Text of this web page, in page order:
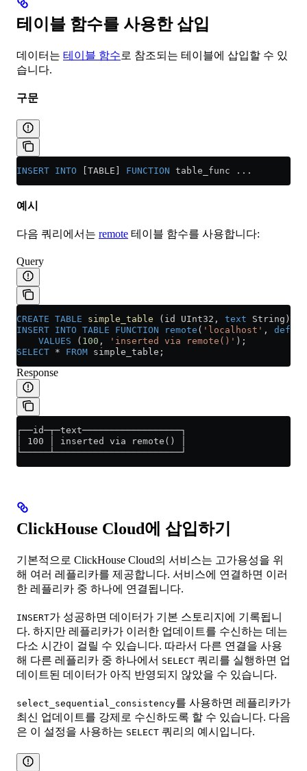
테이블 함수를 사용한 삽입
데이터는 테이블 함수로 참조되는 테이블에 삽입할 수 있
습니다.
구문
INSERT INTO [TABLE] FUNCTION table_func ...
예시
다음 쿼리에서는 remote 테이블 함수를 사용합니다:
Query
CREATE TABLE simple_table (id UInt32, text String)
INSERT INTO TABLE FUNCTION remote ( 'localhost' ,
    VALUES
( 100 , 'inserted via remote()' );
SELECT * FROM simple_table;
Response
┌──id─┬─text──────────────────┐
│ 100 │ inserted via remote() │
└─────┴───────────────────────┘
ClickHouse Cloud에 삽입하기
기본적으로 ClickHouse Cloud의 서비스는 고가용성을 위
해 여러 레플리카를 제공합니다. 서비스에 연결하면 이러
한 레플리카 중 하나에 연결됩니다.
INSERT가 성공하면 데이터가 기본 스토리지에 기록됩니
다. 하지만 레플리카가 이러한 업데이트를 수신하는 데는
다소 시간이 걸릴 수 있습니다. 따라서 다른 연결을 사용
해 다른 레플리카 중 하나에서 SELECT 쿼리를 실행하면 업
데이트된 데이터가 아직 반영되지 않았을 수 있습니다.
select_sequential_consistency를 사용하면 레플리카가
최신 업데이트를 강제로 수신하도록 할 수 있습니다. 다음
은 이 설정을 사용하는 SELECT 쿼리의 예시입니다.